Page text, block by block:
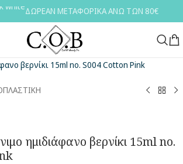
ΔΩΡΕΑΝ ΜΕΤΑΦΟΡΙΚΑ ΑΝΩ ΤΩΝ 80€
ημιδιάφανο βερνίκι 15ml no.